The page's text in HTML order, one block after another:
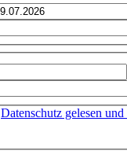
Datenschutz gelesen